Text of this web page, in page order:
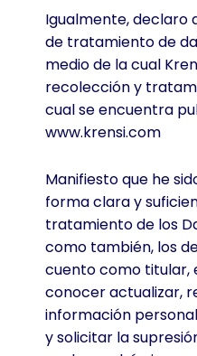
Igualmente, declaro
de tratamiento de
medio de la cual
recolección y
cual se encuentra
www.krensi.com
Manifiesto que he
forma clara y
tratamiento de los
como también, los
cuento como titular,
conocer actualizar,
información
y solicitar la